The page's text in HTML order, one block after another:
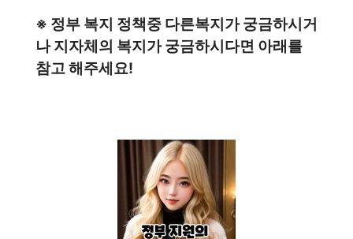
※ 정부 복지 정책중 다른복지가 궁금하시거
나 지자체의 복지가 궁금하시다면 아래를
참고 해주세요!